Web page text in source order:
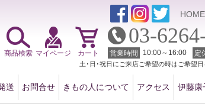
HOME
送 お問合せ きもの人について アクセス 伊藤康
商品検索 マイページ カート
03-
営業時間 10:00～16:00 定
土･日･祝日にご来店ご希望の時はご希望